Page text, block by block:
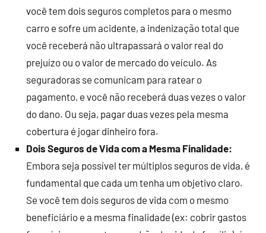
você tem dois seguros completos para o mesmo
carro e sofre um acidente, a indenização total que
você receberá não ultrapassará o valor real do
prejuízo ou o valor de mercado do veículo. As
seguradoras se comunicam para ratear o
pagamento, e você não receberá duas vezes o valor
do dano. Ou seja, pagar duas vezes pela mesma
cobertura é jogar dinheiro fora.
Dois Seguros de Vida com a Mesma Finalidade:
Embora seja possível ter múltiplos seguros de vida, é
fundamental que cada um tenha um objetivo claro.
Se você tem dois seguros de vida com o mesmo
beneficiário e a mesma finalidade (ex: cobrir gastos